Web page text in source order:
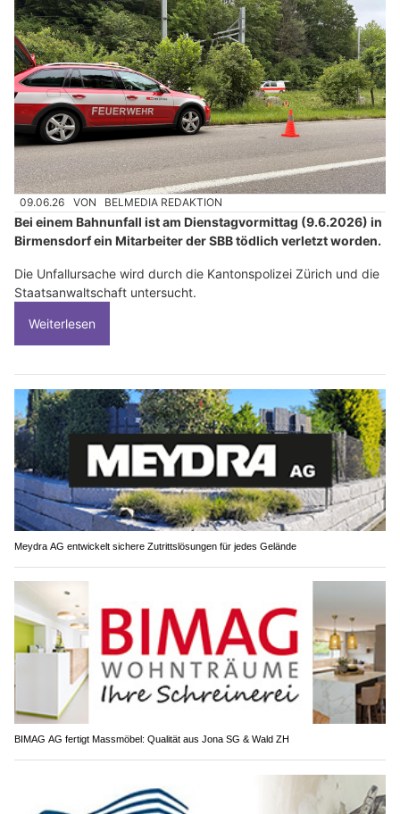
09.06.26 VON BELMEDIA REDAKTION
Bei einem Bahnunfall ist am Dienstagvormittag (9.6.2026) in
Birmensdorf ein Mitarbeiter der SBB tödlich verletzt worden.
Die Unfallursache wird durch die Kantonspolizei Zürich und die
Staatsanwaltschaft untersucht.
Weiterlesen
Meydra AG entwickelt sichere Zutrittslösungen für jedes Gelände
BIMAG AG fertigt Massmöbel: Qualität aus Jona SG & Wald ZH